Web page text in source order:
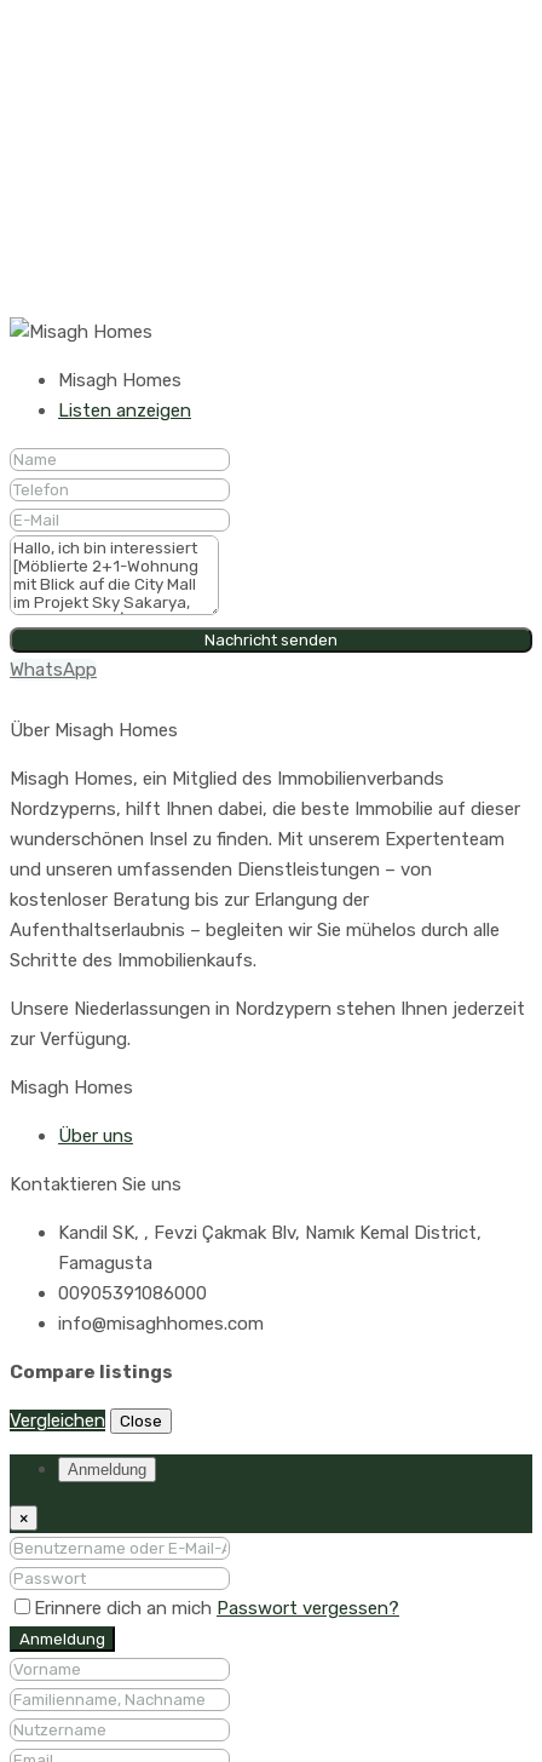
Misagh Homes
Listen anzeigen
Nachricht senden
WhatsApp
Über Misagh Homes
Misagh Homes, ein Mitglied des Immobilienverbands
Nordzyperns, hilft Ihnen dabei, die beste Immobilie auf dieser
wunderschönen Insel zu finden. Mit unserem Expertenteam
und unseren umfassenden Dienstleistungen – von
kostenloser Beratung bis zur Erlangung der
Aufenthaltserlaubnis – begleiten wir Sie mühelos durch alle
Schritte des Immobilienkaufs.
Unsere Niederlassungen in Nordzypern stehen Ihnen jederzeit
zur Verfügung.
Misagh Homes
Über uns
Kontaktieren Sie uns
Kandil SK, , Fevzi Çakmak Blv, Namık Kemal District,
Famagusta
00905391086000
info@misaghhomes.com
Compare listings
Vergleichen Close
Anmeldung
×
Erinnere dich an mich Passwort vergessen?
Anmeldung